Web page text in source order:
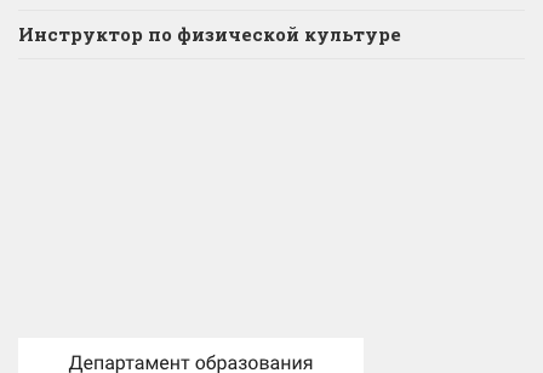
Инструктор по физической культуре